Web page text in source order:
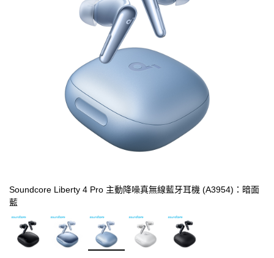
Soundcore Liberty 4 Pro 主動降噪真無線藍牙耳機 (A3954)：暗面
藍